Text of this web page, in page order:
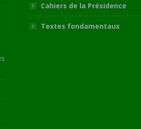
Cahiers de la Présidence
Textes fondamentaux